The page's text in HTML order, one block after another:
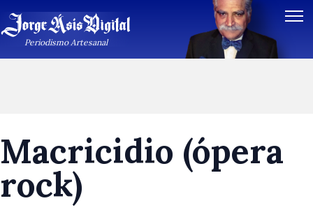
Periodismo Artesanal
Macricidio (ópera
rock)